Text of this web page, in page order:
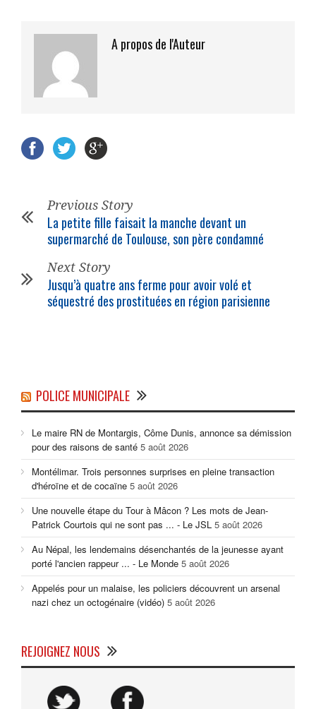
A propos de l'Auteur
Previous Story
La petite fille faisait la manche devant un
supermarché de Toulouse, son père condamné
Next Story
Jusqu’à quatre ans ferme pour avoir volé et
séquestré des prostituées en région parisienne
POLICE MUNICIPALE
Le maire RN de Montargis, Côme Dunis, annonce sa démission
pour des raisons de santé 5 août 2026
Montélimar. Trois personnes surprises en pleine transaction
d'héroïne et de cocaïne 5 août 2026
Une nouvelle étape du Tour à Mâcon ? Les mots de Jean-
Patrick Courtois qui ne sont pas ... - Le JSL 5 août 2026
Au Népal, les lendemains désenchantés de la jeunesse ayant
porté l'ancien rappeur ... - Le Monde 5 août 2026
Appelés pour un malaise, les policiers découvrent un arsenal
nazi chez un octogénaire (vidéo) 5 août 2026
REJOIGNEZ NOUS